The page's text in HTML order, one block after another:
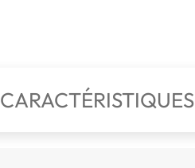
CARACTÉRISTIQUES